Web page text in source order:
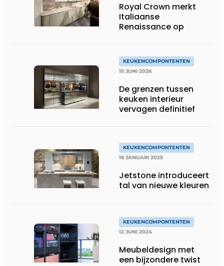
Royal Crown merkt
Italiaanse
Renaissance op
KEUKENCOMPONTENTEN
15 JUNI 2026
De grenzen tussen
keuken interieur
vervagen definitief
KEUKENCOMPONTENTEN
16 JANUARI 2025
Jetstone introduceert
tal van nieuwe kleuren
KEUKENCOMPONTENTEN
12 JUNI 2024
Meubeldesign met
een bijzondere twist